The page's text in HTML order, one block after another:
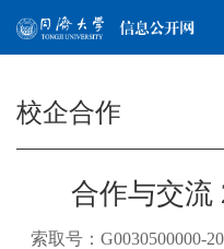
校企合作
合作与交流
索取号：G0030500000-